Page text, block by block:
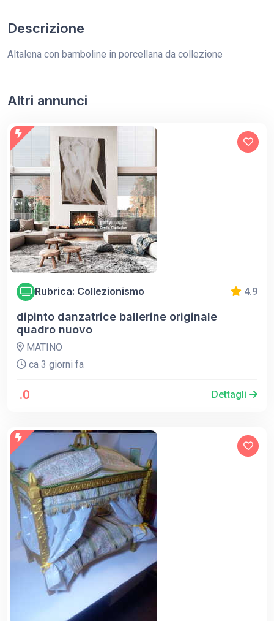
Descrizione
Altalena con bamboline in porcellana da collezione
Altri annunci
Rubrica: Collezionismo 4.9
dipinto danzatrice ballerine originale
quadro nuovo
MATINO
ca 3 giorni fa
.0 Dettagli